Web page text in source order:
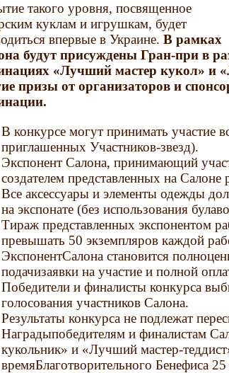
такого уровня, посвященное
куклам и игрушкам, будет
впервые в Украине.В рамках
будут присуждены Гран-при в
«Лучший мастер кукол» и
призы от организаторов и
В конкурсе могут принимать участие
приглашенных Участников-звезд).
Экспонент Салона, принимающий
создателем представленных на Салоне
Все аксессуары и элементы одежды
на экспонате (без использования
Тираж представленных экспонентом
превышать 50 экземпляров каждой
ЭкспонентСалона становится
подачизаявки на участие и полной
Победители и финалисты конкурса
голосования участников Салона.
Результаты конкурса не подлежат
Наградыпобедителям и финалистам
кукольник» и «Лучший мастер-
времяБлаготворительного Бенефиса